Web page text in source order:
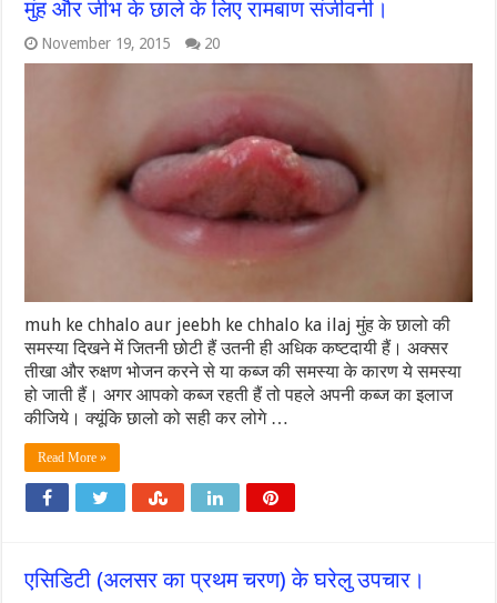
मुंह और जीभ के छाले के लिए रामबाण संजीवनी।
November 19, 2015 20
muh ke chhalo aur jeebh ke chhalo ka ilaj मुंह के छालो की
समस्या दिखने में जितनी छोटी हैं उतनी ही अधिक कष्टदायी हैं। अक्सर
तीखा और रुक्षण भोजन करने से या कब्ज की समस्या के कारण ये समस्या
हो जाती हैं। अगर आपको कब्ज रहती हैं तो पहले अपनी कब्ज का इलाज
कीजिये। क्यूंकि छालो को सही कर लोगे …
Read More »
एसिडिटी (अलसर का प्रथम चरण) के घरेलु उपचार।